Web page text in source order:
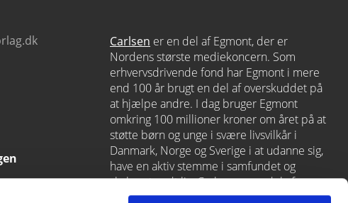
Carlsen er en del af Egmont, der er
Nordens største mediekoncern. Som
erhvervsdrivende fond har Egmont i mere
end 100 år brugt en del af overskuddet på
at hjælpe andre. I dag bruger Egmont
omkring 100 millioner kroner om året på at
støtte børn og unge i svære livsvilkår i
Danmark, Norge og Sverige i at udanne sig,
have en aktiv stemme i samfundet og
skabe et godt liv. Carlsen er en del af
Egmont viaLindhardt og Ringhof, som